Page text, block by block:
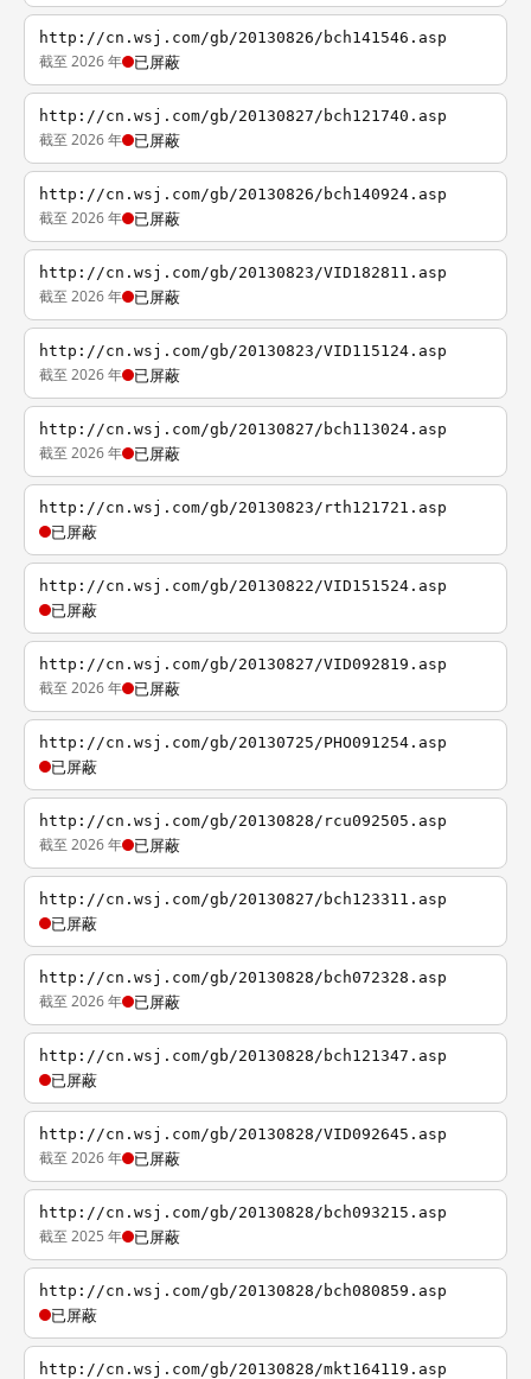
http://cn.wsj.com/gb/20130826/bch141546.asp
截至 2026 年 已屏蔽
http://cn.wsj.com/gb/20130827/bch121740.asp
截至 2026 年 已屏蔽
http://cn.wsj.com/gb/20130826/bch140924.asp
截至 2026 年 已屏蔽
http://cn.wsj.com/gb/20130823/VID182811.asp
截至 2026 年 已屏蔽
http://cn.wsj.com/gb/20130823/VID115124.asp
截至 2026 年 已屏蔽
http://cn.wsj.com/gb/20130827/bch113024.asp
截至 2026 年 已屏蔽
http://cn.wsj.com/gb/20130823/rth121721.asp
已屏蔽
http://cn.wsj.com/gb/20130822/VID151524.asp
已屏蔽
http://cn.wsj.com/gb/20130827/VID092819.asp
截至 2026 年 已屏蔽
http://cn.wsj.com/gb/20130725/PHO091254.asp
已屏蔽
http://cn.wsj.com/gb/20130828/rcu092505.asp
截至 2026 年 已屏蔽
http://cn.wsj.com/gb/20130827/bch123311.asp
已屏蔽
http://cn.wsj.com/gb/20130828/bch072328.asp
截至 2026 年 已屏蔽
http://cn.wsj.com/gb/20130828/bch121347.asp
已屏蔽
http://cn.wsj.com/gb/20130828/VID092645.asp
截至 2026 年 已屏蔽
http://cn.wsj.com/gb/20130828/bch093215.asp
截至 2025 年 已屏蔽
http://cn.wsj.com/gb/20130828/bch080859.asp
已屏蔽
http://cn.wsj.com/gb/20130828/mkt164119.asp